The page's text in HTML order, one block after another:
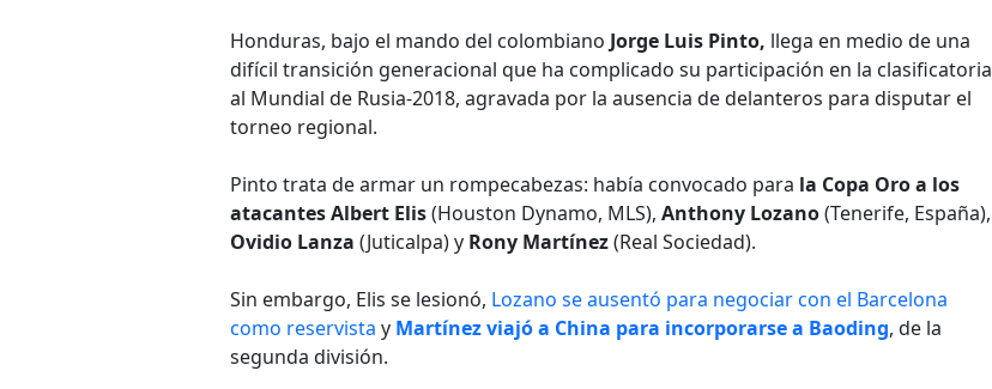
Honduras, bajo el mando del colombiano Jorge Luis Pinto, llega en medio de una
difícil transición generacional que ha complicado su participación en la clasificatoria
al Mundial de Rusia-2018, agravada por la ausencia de delanteros para disputar el
torneo regional.
Pinto trata de armar un rompecabezas: había convocado para la Copa Oro a los
atacantes Albert Elis(Houston Dynamo, MLS), Anthony Lozano(Tenerife, España),
Ovidio Lanza (Juticalpa) y Rony Martínez(Real Sociedad).
Sin embargo, Elis se lesionó, Lozano se ausentó para negociar con el Barcelona
como reservista y Martínez viajó a China para incorporarse a Baoding, de la
segunda división.